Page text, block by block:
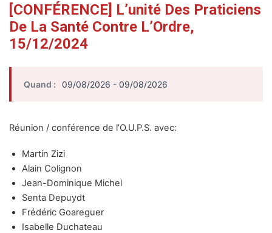
[CONFÉRENCE] L’unité Des Praticiens
De La Santé Contre L’Ordre,
15/12/2024
Quand : 09/08/2026 - 09/08/2026
Réunion / conférence de l’O.U.P.S. avec:
Martin Zizi
Alain Colignon
Jean-Dominique Michel
Senta Depuydt
Frédéric Goareguer
Isabelle Duchateau